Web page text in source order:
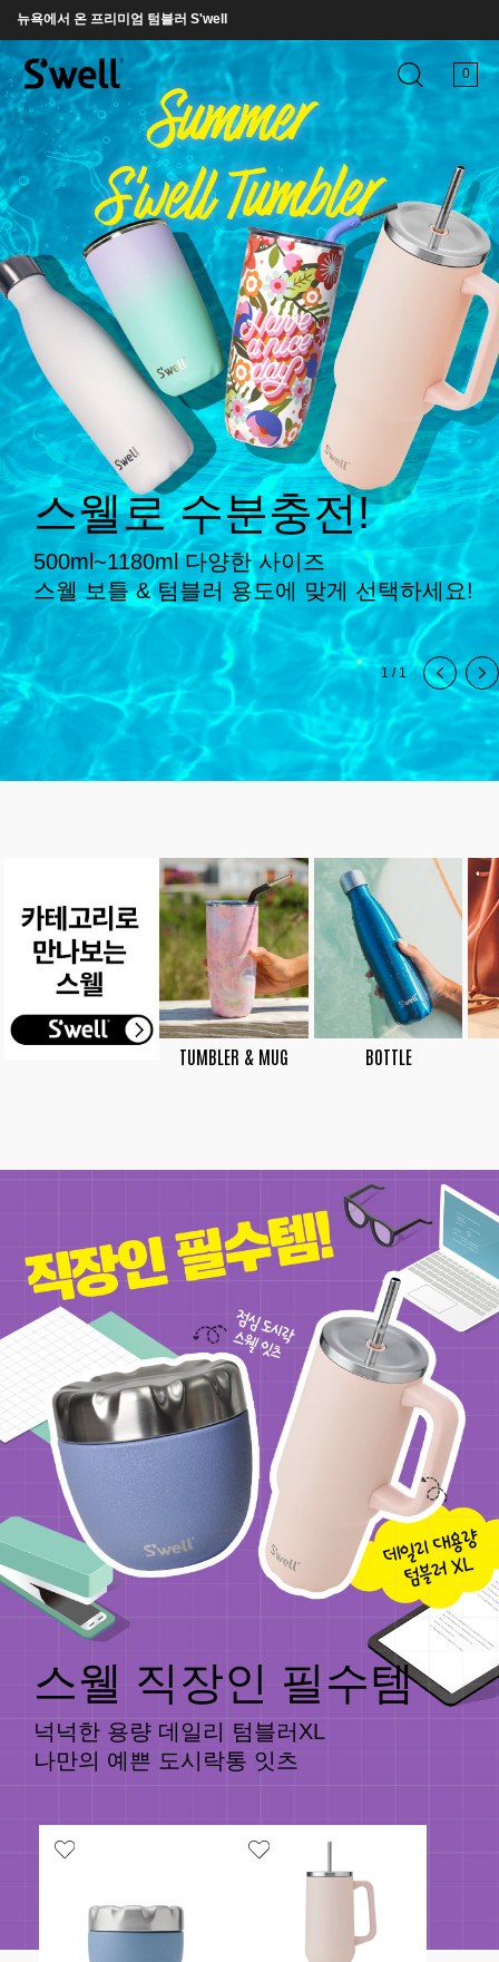
회원가입 시 웰컴 적립금 5000원 즉시 발급
뉴욕에서 온 프리미엄 텀블러 S'well
0
스웰로 수분충전!
500ml~1180ml 다양한 사이즈
스웰 보틀 & 텀블러 용도에 맞게 선택하세요!
1 /1
TUMBLER & MUG BOTTLE
스웰 직장인 필수템
넉넉한 용량 데일리 텀블러XL
나만의 예쁜 도시락통 잇츠